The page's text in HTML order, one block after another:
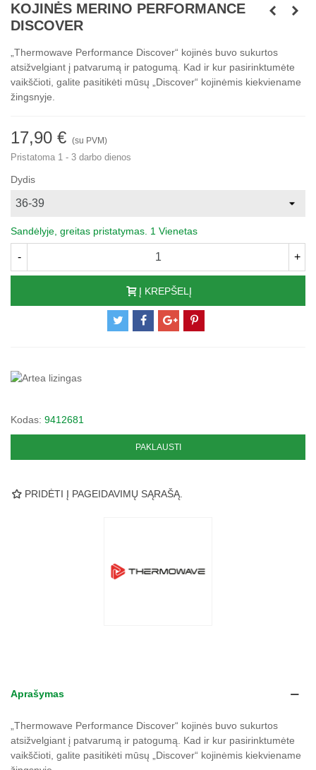
KOJINĖS MERINO PERFORMANCE
DISCOVER
„Thermowave Performance Discover“ kojinės buvo sukurtos
atsižvelgiant į patvarumą ir patogumą. Kad ir kur pasirinktumėte
vaikščioti, galite pasitikėti mūsų „Discover“ kojinėmis kiekviename
žingsnyje.
17,90 € (su PVM)
Pristatoma 1 - 3 darbo dienos
Dydis
Sandėlyje, greitas pristatymas. 1 Vienetas
- +
Į KREPŠELĮ
Kodas: 9412681
PAKLAUSTI
PRIDĖTI Į PAGEIDAVIMŲ SĄRAŠĄ.
Aprašymas
„Thermowave Performance Discover“ kojinės buvo sukurtos
atsižvelgiant į patvarumą ir patogumą. Kad ir kur pasirinktumėte
vaikščioti, galite pasitikėti mūsų „Discover“ kojinėmis kiekviename